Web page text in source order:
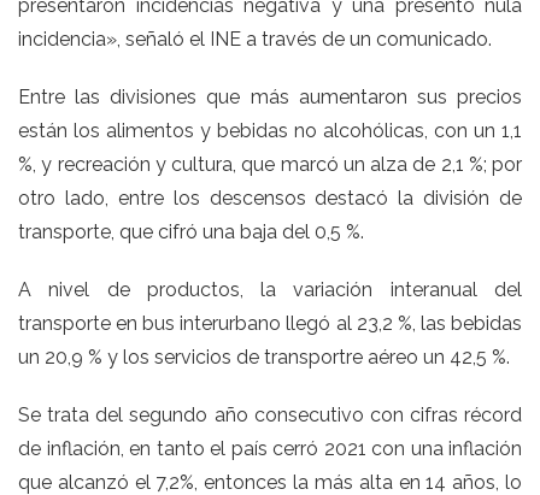
presentaron incidencias negativa y una presentó nula
incidencia», señaló el INE a través de un comunicado.
Entre las divisiones que más aumentaron sus precios
están los alimentos y bebidas no alcohólicas, con un 1,1
%, y recreación y cultura, que marcó un alza de 2,1 %; por
otro lado, entre los descensos destacó la división de
transporte, que cifró una baja del 0,5 %.
A nivel de productos, la variación interanual del
transporte en bus interurbano llegó al 23,2 %, las bebidas
un 20,9 % y los servicios de transportre aéreo un 42,5 %.
Se trata del segundo año consecutivo con cifras récord
de inflación, en tanto el país cerró 2021 con una inflación
que alcanzó el 7,2%, entonces la más alta en 14 años, lo